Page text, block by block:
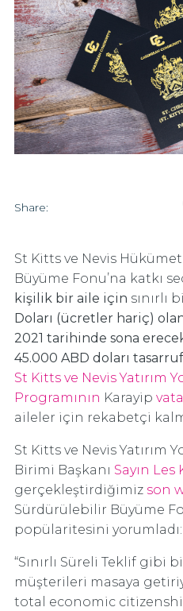
Share:
St Kitts ve Nevis
Büyüme Fonu’na katkı
kişilik bir aile için sınırlı
Doları (ücretler hariç)
2021 tarihinde sona
45.000 ABD doları tasarruf
St Kitts ve Nevis Yatırım
Programının Karayip
aileler için rekabetçi
St Kitts ve Nevis Yatırım
Birimi Başkanı Sayın Les
gerçekleştirdiğimiz son
Sürdürülebilir Büyüme
popülaritesini yorumladı:
“Sınırlı Süreli Teklif gibi
müşterileri masaya
total economic